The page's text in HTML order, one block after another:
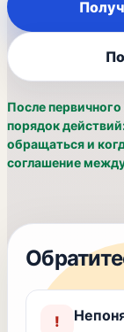
После
порядок
обращаться и
соглашение
!